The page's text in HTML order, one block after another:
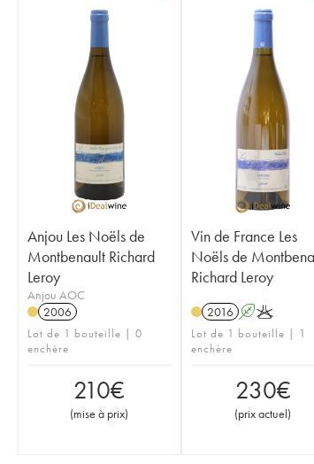
Anjou Les Noëls de
Montbenault Richard
Leroy
Anjou AOC
2006
Lot de 1 bouteille | 0
enchère
210€
(mise à prix)
Vin de France Les
Noëls de
Richard Leroy
2016 AK
Lot de 1 bouteille | 1
enchère
230€
(prix actuel)